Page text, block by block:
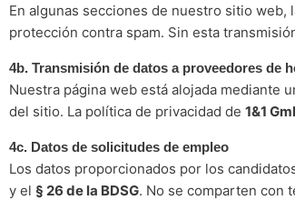
En algunas secciones de nuestro sitio web,
protección contra spam. Sin esta
4b. Transmisión de datos a proveedores de
Nuestra página web está alojada mediante
del sitio. La política de privacidad de 1&1
4c. Datos de solicitudes de empleo
Los datos proporcionados por los
y el § 26 de la BDSG. No se comparten con